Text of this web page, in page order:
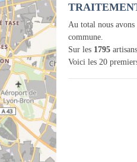
Au total nous avons
commune.
Sur les 1795
Voici les 20